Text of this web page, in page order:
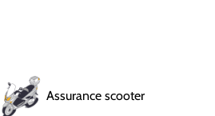
Assurance scooter